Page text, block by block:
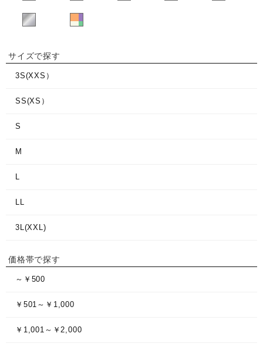
サイズで探す
3S(XXS）
SS(XS）
S
M
L
LL
3L(XXL)
価格帯で探す
～￥500
￥501～￥1,000
￥1,001～￥2,000